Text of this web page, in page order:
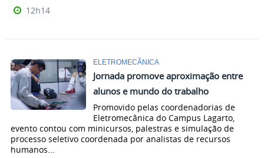
12h14
ELETROMECÂNICA
Jornada promove aproximação entre
alunos e mundo do trabalho
Promovido pelas coordenadorias de
Eletromecânica do Campus Lagarto,
evento contou com minicursos, palestras e simulação de
processo seletivo coordenada por analistas de recursos
humanos...